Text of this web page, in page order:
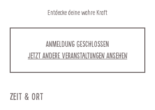
Entdecke deine wahre Kraft
Anmeldung geschlossen
Jetzt andere Veranstaltungen ansehen
Zeit & Ort